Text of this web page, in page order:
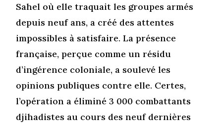
Sahel où elle traquait les groupes armés
depuis neuf ans, a créé des attentes
impossibles à satisfaire. La présence
française, perçue comme un résidu
d’ingérence coloniale, a soulevé les
opinions publiques contre elle. Certes,
l’opération a éliminé 3 000 combattants
djihadistes au cours des neuf dernières